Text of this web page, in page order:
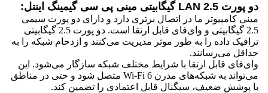
دو پورت LAN 2.5 گیگابیتی مینی پی سی گیمینگ اینتل:
مینی کامپیوتر ما در اتصال برتری دارد و دارای دو پورت سیمی
2.5 گیگابیتی و وای‌فای قابل ارتقا است. دو پورت 2.5 گیگابیتی
ترافیک داده را به طور موثر مدیریت می‌کنند و ازدحام شبکه را به
حداقل می‌رسانند.
وای‌فای قابل ارتقا با شرایط مختلف شبکه سازگار می‌شود. این
می‌تواند به شبکه‌های مدرن Wi-Fi 6 متصل شود و حتی در مناطق
با پوشش ضعیف، سیگنال قابل اعتمادی را تضمین کند.